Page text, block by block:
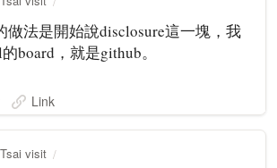
做法是開始說disclosure這一塊，我
board，就是github。
Link
visit